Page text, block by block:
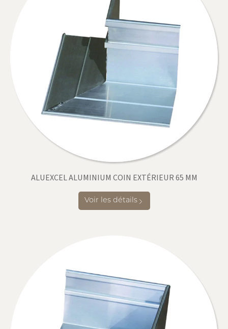
ALUEXCEL ALUMINIUM COIN EXTÉRIEUR 65 MM
Voir les détails